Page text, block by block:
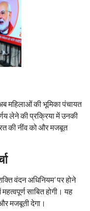
महिलाओं की भूमिका पंचायत
लेने की प्रक्रिया में उनकी
की नींव को और मजबूत
वंदन अधिनियम’ पर होने
साबित होगी। यह
मजबूती देगा।